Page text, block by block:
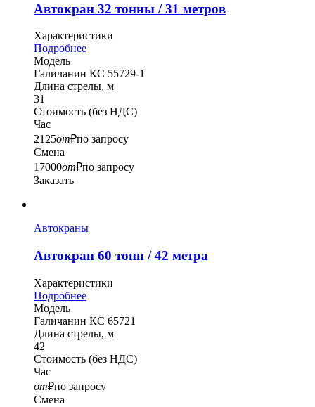
Автокран 32 тонны / 31 метров
Характеристики
Подробнее
Модель
Галичанин КС 55729-1
Длина стрелы, м
31
Стоимость (без НДС)
Час
2125от₽по запросу
Смена
17000от₽по запросу
Заказать
Автокраны
Автокран 60 тонн / 42 метра
Характеристики
Подробнее
Модель
Галичанин КС 65721
Длина стрелы, м
42
Стоимость (без НДС)
Час
от₽по запросу
Смена